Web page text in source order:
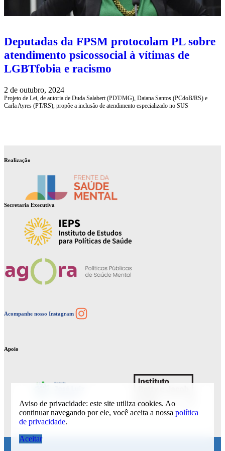
Deputadas da FPSM protocolam PL sobre
atendimento psicossocial à vítimas de
LGBTfobia e racismo
2 de outubro, 2024
Projeto de Lei, de autoria de Duda Salabert (PDT/MG), Daiana Santos (PCdoB/RS) e
Carla Ayres (PT/RS), propõe a inclusão de atendimento especializado no SUS
Realização
Secretaria Executiva
Acompanhe nosso InstagramInstagram
Apoio
Aviso de privacidade: este site utiliza cookies. Ao
continuar navegando por ele, você aceita a nossapolítica
de privacidade.
Aceitar